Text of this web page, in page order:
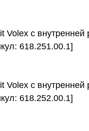
Volex с внутренней
618.251.00.1]
Volex с внутренней
618.252.00.1]